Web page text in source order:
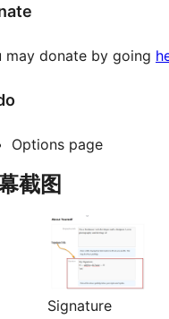
may donate by going
Options page
截图
Signature